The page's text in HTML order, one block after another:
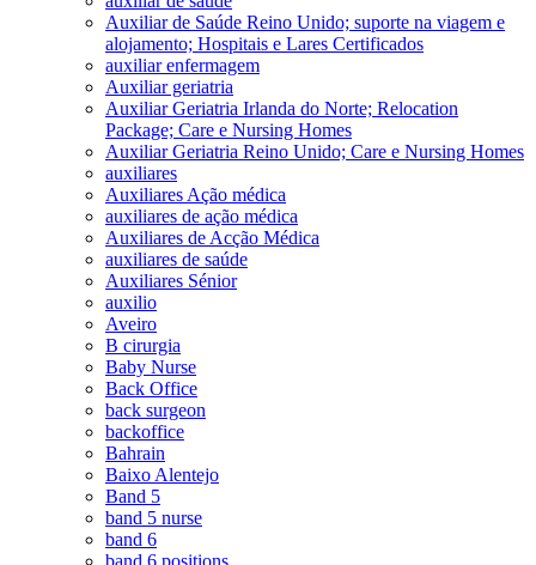
Auxiliar de Saúde Reino Unido; suporte na viagem e
alojamento; Hospitais e Lares Certificados
auxiliar enfermagem
Auxiliar geriatria
Auxiliar Geriatria Irlanda do Norte; Relocation
Package; Care e Nursing Homes
Auxiliar Geriatria Reino Unido; Care e Nursing Homes
auxiliares
Auxiliares Ação médica
auxiliares de ação médica
Auxiliares de Acção Médica
auxiliares de saúde
Auxiliares Sénior
auxilio
Aveiro
B cirurgia
Baby Nurse
Back Office
back surgeon
backoffice
Bahrain
Baixo Alentejo
Band 5
band 5 nurse
band 6
band 6 positions